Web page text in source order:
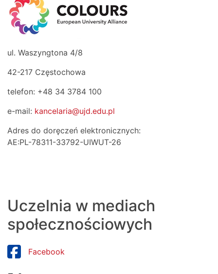
ul. Waszyngtona 4/8
42-217 Częstochowa
telefon: +48 34 3784 100
e-mail: kancelaria@ujd.edu.pl
Adres do doręczeń elektronicznych:
AE:PL-78311-33792-UIWUT-26
Uczelnia w mediach
społecznościowych
Facebook